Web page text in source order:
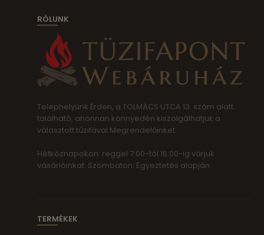
RÓLUNK
Telephelyünk Érden, a TOLMÁCS UTCA 13. szám alatt
található, ahonnan könnyedén kiszolgálhatjuk a
választott tűzifával Megrendelőinket.
Hétköznapokon: reggel 7:00-tól 16:00-ig várjuk
vásárlóinkat. Szombaton: Egyeztetés alapján.
TERMÉKEK